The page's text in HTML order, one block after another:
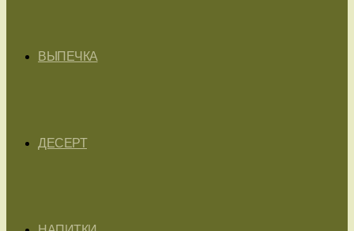
ВЫПЕЧКА
ДЕСЕРТ